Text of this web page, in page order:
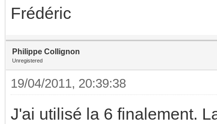
Frédéric
Philippe Collignon
Unregistered
19/04/2011, 20:39:38
J'ai utilisé la 6 finalement.